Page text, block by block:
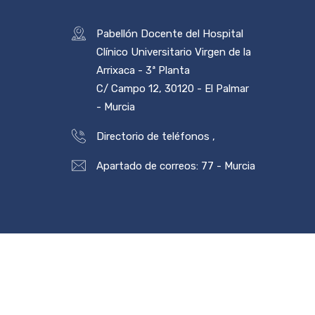
Pabellón Docente del Hospital
Clínico Universitario Virgen de la
Arrixaca - 3ª Planta
C/ Campo 12, 30120 - El Palmar
- Murcia
Directorio de teléfonos ,
Apartado de correos: 77 - Murcia